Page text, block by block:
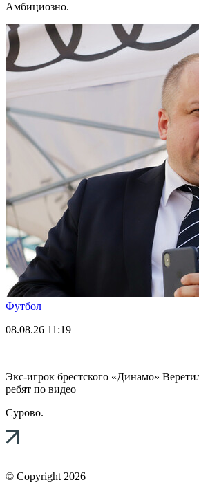
Амбициозно.
Футбол
08.08.26 11:19
Экс-игрок брестского «Динамо»
ребят по видео
Сурово.
© Copyright 2026